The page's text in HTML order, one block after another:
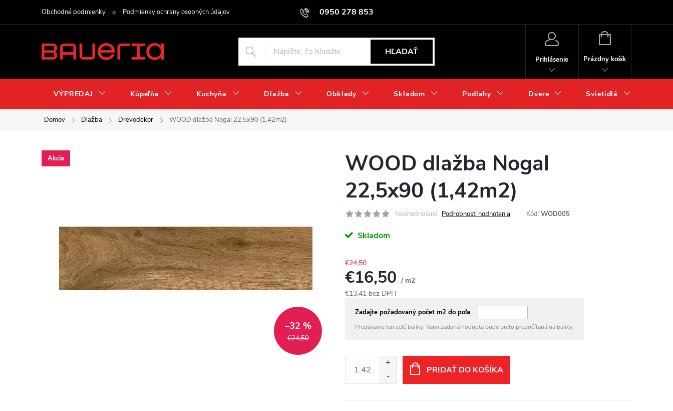
0950 278 853
Obchodné podmienky Podmienky ochrany osobných údajov
HĽADAŤ
Prihlásenie
NÁKUPNÝ
Prázdny košík
VÝPREDAJ Kúpeľňa Kuchyňa Dlažba Obklady Skladom Podlahy Dvere Svietidlá
Domov Dlažba Drevodekor WOOD dlažba Nogal 22,5x90 (1,42m2)
Akcia
€24,50
–32 %
WOOD dlažba Nogal
22,5x90 (1,42m2)
Neohodnotené Podrobnosti hodnotenia Kód: WOD005
Skladom
€24,50
€16,50 / m2
€13,41 bez DPH
cena:Zadajte požadovaný počet m2 do poľa
Predávame len celé balíky. Vami zadaná hodnota bude preto prepočítaná na balíky.
PRIDAŤ DO KOŠÍKA